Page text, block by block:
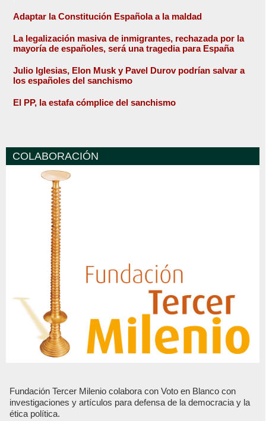
Adaptar la Constitución Española a la maldad
La legalización masiva de inmigrantes, rechazada por la
mayoría de españoles, será una tragedia para España
Julio Iglesias, Elon Musk y Pavel Durov podrían salvar a
los españoles del sanchismo
El PP, la estafa cómplice del sanchismo
COLABORACIÓN
Fundación Tercer Milenio colabora con Voto en Blanco con
investigaciones y artículos para defensa de la democracia y la
ética política.